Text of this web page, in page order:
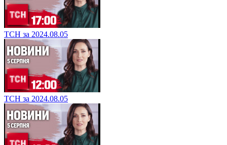
ТСН за 2024.08.05
ТСН за 2024.08.05